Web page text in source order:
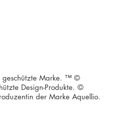
geschützte Marke. ™ ©
Design-Produkte. ©
der Marke Aquellio.